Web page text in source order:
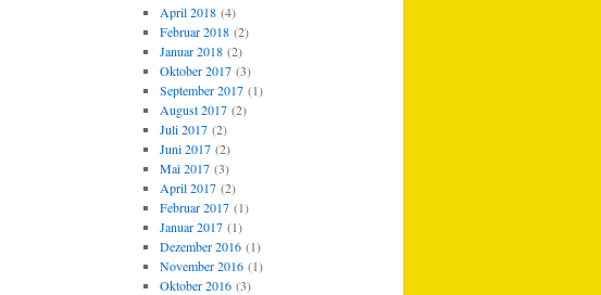
April 2018(4)
Februar 2018(2)
Januar 2018(2)
Oktober 2017(3)
September 2017(1)
August 2017(2)
Juli 2017(2)
Juni 2017(2)
Mai 2017(3)
April 2017(2)
Februar 2017(1)
Januar 2017(1)
Dezember 2016(1)
November 2016(1)
Oktober 2016(3)